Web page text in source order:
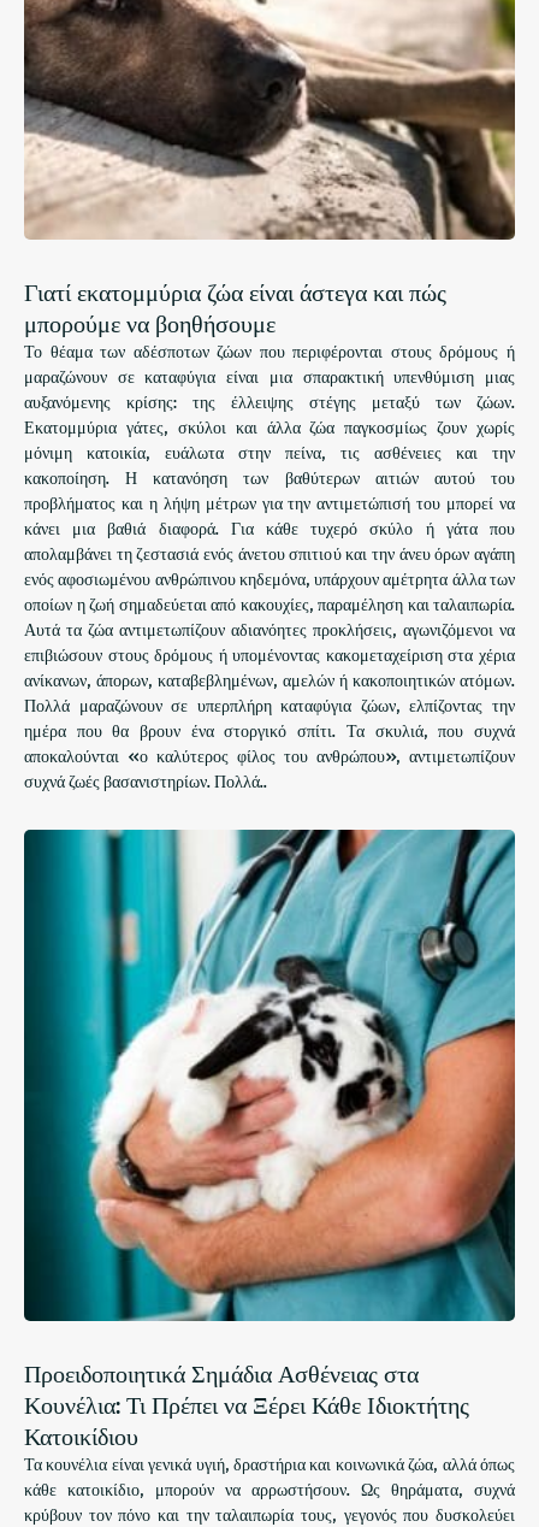
Γιατί εκατομμύρια ζώα είναι άστεγα και πώς
μπορούμε να βοηθήσουμε
Το θέαμα των αδέσποτων ζώων που περιφέρονται στους δρόμους ή
μαραζώνουν σε καταφύγια είναι μια σπαρακτική υπενθύμιση μιας
αυξανόμενης κρίσης: της έλλειψης στέγης μεταξύ των ζώων.
Εκατομμύρια γάτες, σκύλοι και άλλα ζώα παγκοσμίως ζουν χωρίς
μόνιμη κατοικία, ευάλωτα στην πείνα, τις ασθένειες και την
κακοποίηση. Η κατανόηση των βαθύτερων αιτιών αυτού του
προβλήματος και η λήψη μέτρων για την αντιμετώπισή του μπορεί να
κάνει μια βαθιά διαφορά. Για κάθε τυχερό σκύλο ή γάτα που
απολαμβάνει τη ζεστασιά ενός άνετου σπιτιού και την άνευ όρων αγάπη
ενός αφοσιωμένου ανθρώπινου κηδεμόνα, υπάρχουν αμέτρητα άλλα των
οποίων η ζωή σημαδεύεται από κακουχίες, παραμέληση και ταλαιπωρία.
Αυτά τα ζώα αντιμετωπίζουν αδιανόητες προκλήσεις, αγωνιζόμενοι να
επιβιώσουν στους δρόμους ή υπομένοντας κακομεταχείριση στα χέρια
ανίκανων, άπορων, καταβεβλημένων, αμελών ή κακοποιητικών ατόμων.
Πολλά μαραζώνουν σε υπερπλήρη καταφύγια ζώων, ελπίζοντας την
ημέρα που θα βρουν ένα στοργικό σπίτι. Τα σκυλιά, που συχνά
αποκαλούνται «ο καλύτερος φίλος του ανθρώπου», αντιμετωπίζουν
συχνά ζωές βασανιστηρίων. Πολλά..
Προειδοποιητικά Σημάδια Ασθένειας στα
Κουνέλια: Τι Πρέπει να Ξέρει Κάθε Ιδιοκτήτης
Κατοικίδιου
Τα κουνέλια είναι γενικά υγιή, δραστήρια και κοινωνικά ζώα, αλλά όπως
κάθε κατοικίδιο, μπορούν να αρρωστήσουν. Ως θηράματα, συχνά
κρύβουν τον πόνο και την ταλαιπωρία τους, γεγονός που δυσκολεύει